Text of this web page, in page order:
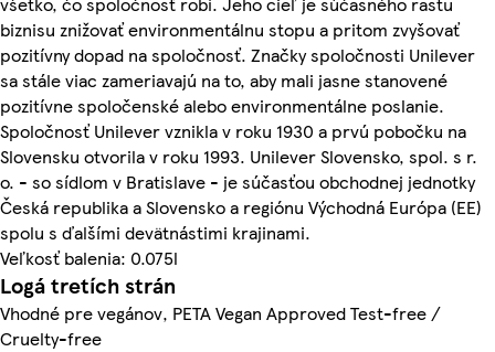
biznisu znižovať environmentálnu stopu a pritom zvyšovať
pozitívny dopad na spoločnosť. Značky spoločnosti Unilever
sa stále viac zameriavajú na to, aby mali jasne stanovené
pozitívne spoločenské alebo environmentálne poslanie.
Spoločnosť Unilever vznikla v roku 1930 a prvú pobočku na
Slovensku otvorila v roku 1993. Unilever Slovensko, spol. s r.
o. - so sídlom v Bratislave - je súčasťou obchodnej jednotky
Česká republika a Slovensko a regiónu Východná Európa (EE)
spolu s ďalšími devätnástimi krajinami.
Veľkosť balenia: 0.075l
Logá tretích strán
Vhodné pre vegánov, PETA Vegan Approved Test-free /
Cruelty-free